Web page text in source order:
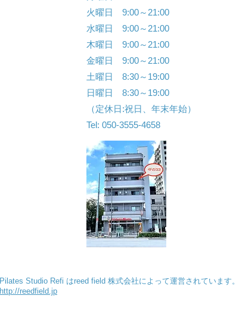
火曜日 9:00～21:00
水曜日 9:00～21:00
木曜日 9:00～21:00
金曜日 9:00～21:00
土曜日 8:30～19:00
​日曜日 8:30～19:00
（定休日:祝日、年末年始）
Tel: 050-3555-4658
​Pilates Studio Refi はreed field 株式会社によって運営されています。
http://reedfield.jp